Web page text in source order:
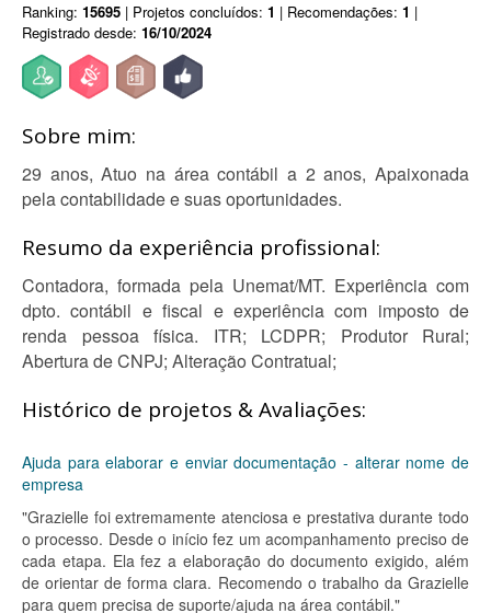
Ranking: 15695 | Projetos concluídos: 1 | Recomendações: 1 |
Registrado desde: 16/10/2024
Sobre mim:
29 anos, Atuo na área contábil a 2 anos, Apaixonada
pela contabilidade e suas oportunidades.
Resumo da experiência profissional:
Contadora, formada pela Unemat/MT. Experiência com
dpto. contábil e fiscal e experiência com imposto de
renda pessoa física. ITR; LCDPR; Produtor Rural;
Abertura de CNPJ; Alteração Contratual;
Histórico de projetos & Avaliações:
Ajuda para elaborar e enviar documentação - alterar nome de
empresa
"Grazielle foi extremamente atenciosa e prestativa durante todo
o processo. Desde o início fez um acompanhamento preciso de
cada etapa. Ela fez a elaboração do documento exigido, além
de orientar de forma clara. Recomendo o trabalho da Grazielle
para quem precisa de suporte/ajuda na área contábil."